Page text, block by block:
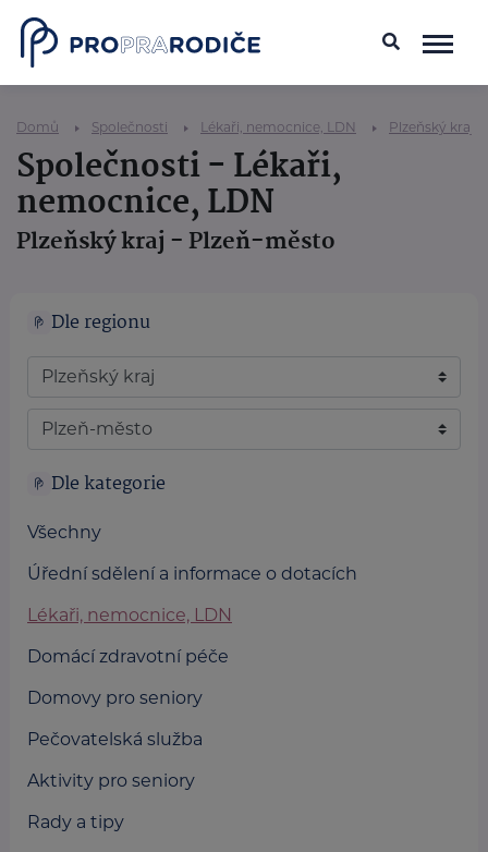
Domů Společnosti Lékaři, nemocnice, LDN Plzeňský kraj
Společnosti - Lékaři,
nemocnice, LDN
Plzeňský kraj - Plzeň-město
Dle regionu
Dle kategorie
Všechny
Úřední sdělení a informace o dotacích
Lékaři, nemocnice, LDN
Domácí zdravotní péče
Domovy pro seniory
Pečovatelská služba
Aktivity pro seniory
Rady a tipy